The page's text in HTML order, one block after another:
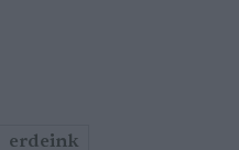
erdeink